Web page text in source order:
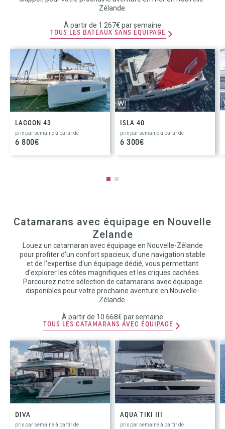
Zélande.
À partir de 1 267€ par semaine
TOUS LES BATEAUX SANS ÉQUIPAGE
LAGOON 43
prix par semaine à partir de
6 800€
ISLA 40
prix par semaine à partir de
6 300€
Catamarans avec équipage en Nouvelle
Zelande
Louez un catamaran avec équipage en Nouvelle-Zélande
pour profiter d'un confort spacieux, d'une navigation stable
et de l'expertise d'un équipage dédié, vous permettant
d'explorer les côtes magnifiques et les criques cachées.
Parcourez notre sélection de catamarans avec équipage
disponibles pour votre prochaine aventure en Nouvelle-
Zélande.
À partir de 10 668€ par semaine
TOUS LES CATAMARANS AVEC ÉQUIPAGE
DIVA
prix par semaine à partir de
AQUA TIKI III
prix par semaine à partir de